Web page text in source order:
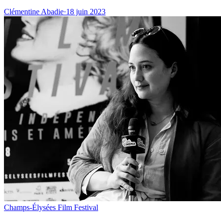
Clémentine Abadie·18 juin 2023
Champs-Élysées Film Festival